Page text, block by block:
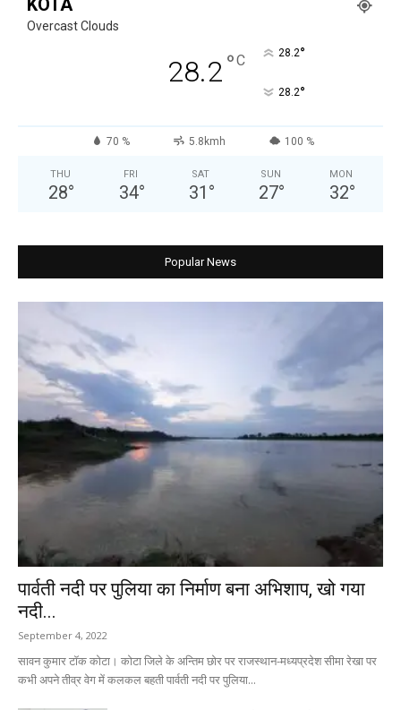
KOTA
Overcast Clouds
28.2°C 28.2°
28.2°
70 % 5.8kmh 100 %
THU
28°
FRI
34°
SAT
31 °
SUN
27°
MON
32°
Popular News
पार्वती नदी पर पुलिया का निर्माण बना अभिशाप, खो गया
नदी...
September 4, 2022
सावन कुमार टॉक कोटा। कोटा जिले के अन्तिम छोर पर राजस्थान-मध्यप्रदेश सीमा रेखा पर
कभी अपने तीव्र वेग में कलकल बहती पार्वती नदी पर पुलिया...